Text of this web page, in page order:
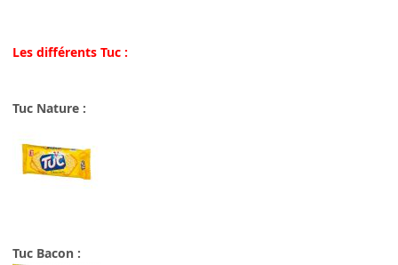
Les différents Tuc :
Tuc Nature :
Tuc Bacon :